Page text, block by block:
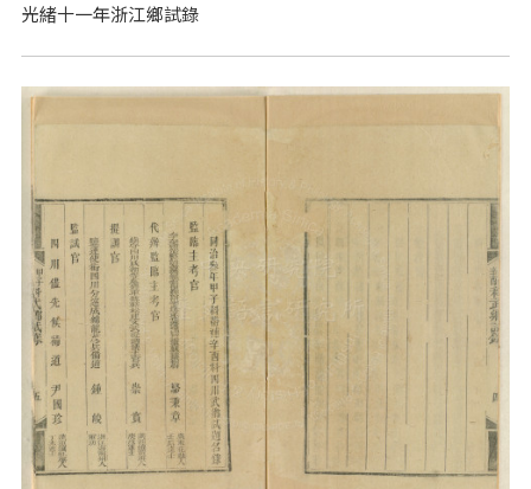
光緒十一年浙江鄉試錄